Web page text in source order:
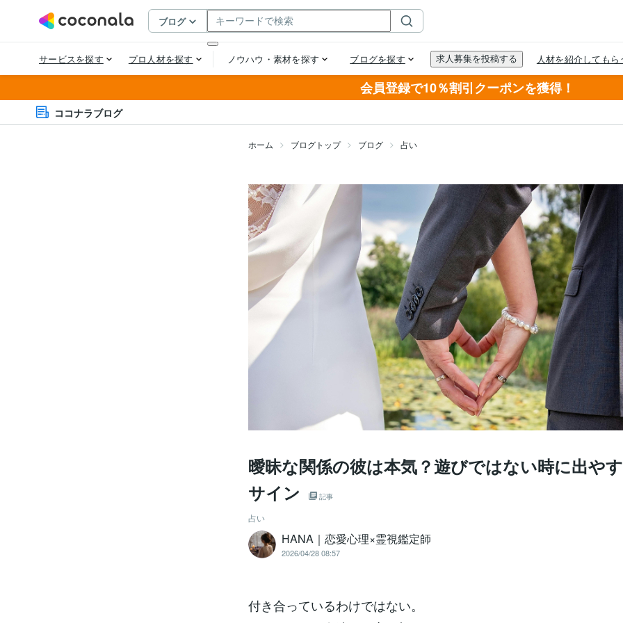
会員登録で10％割引クーポンを獲得！
ココナラブログ
ホーム ブログトップ ブログ 占い
曖昧な関係の彼は本気？遊びではない時に出や
サイン
記事
占い
HANA｜恋愛心理×霊視鑑定師
2026/04/28 08:57
付き合っているわけではない。